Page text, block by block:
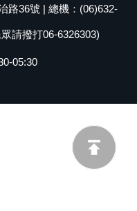
路36號 | 總機：(06)632-
請撥打06-6326303)
05:30